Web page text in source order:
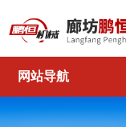
网站导航